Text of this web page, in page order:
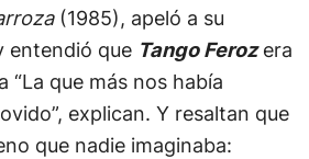
(1985), apeló a su
entendió que Tango Ferozera
“La que más nos había
explican. Y resaltan que
que nadie imaginaba: